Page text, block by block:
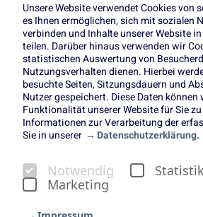
Unsere Website verwendet Cookies von
es Ihnen ermöglichen, sich mit sozialen
verbinden und Inhalte unserer Website
teilen. Darüber hinaus verwenden wir
statistischen Auswertung von
Nutzungsverhalten dienen. Hierbei
besuchte Seiten, Sitzungsdauern und
Nutzer gespeichert. Diese Daten
Funktionalität unserer Website für Sie
Informationen zur Verarbeitung der
Sie in unserer
Datenschutzerklärung.
Notwendig Statistik
Marketing
DIY herbstlicher
aus
Filigrane